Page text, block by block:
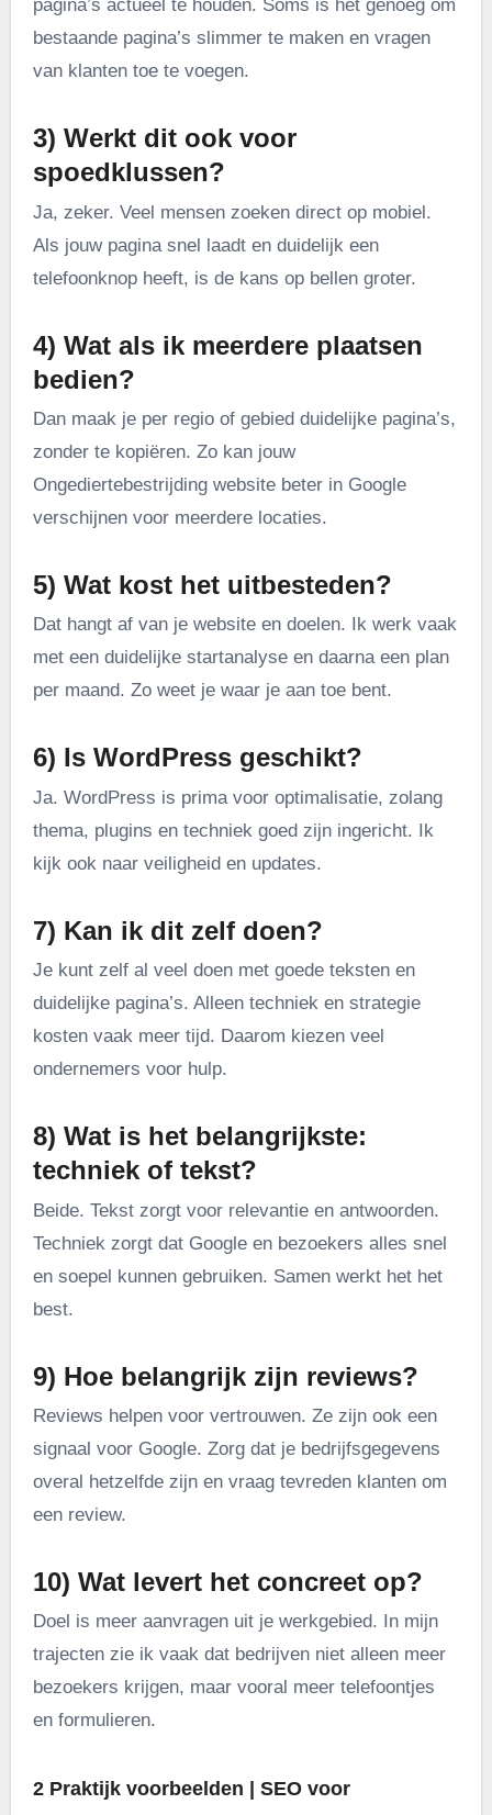
pagina’s actueel te houden. Soms is het genoeg om
bestaande pagina’s slimmer te maken en vragen
van klanten toe te voegen.
3) Werkt dit ook voor
spoedklussen?
Ja, zeker. Veel mensen zoeken direct op mobiel.
Als jouw pagina snel laadt en duidelijk een
telefoonknop heeft, is de kans op bellen groter.
4) Wat als ik meerdere plaatsen
bedien?
Dan maak je per regio of gebied duidelijke pagina’s,
zonder te kopiëren. Zo kan jouw
Ongediertebestrijding website beter in Google
verschijnen voor meerdere locaties.
5) Wat kost het uitbesteden?
Dat hangt af van je website en doelen. Ik werk vaak
met een duidelijke startanalyse en daarna een plan
per maand. Zo weet je waar je aan toe bent.
6) Is WordPress geschikt?
Ja. WordPress is prima voor optimalisatie, zolang
thema, plugins en techniek goed zijn ingericht. Ik
kijk ook naar veiligheid en updates.
7) Kan ik dit zelf doen?
Je kunt zelf al veel doen met goede teksten en
duidelijke pagina’s. Alleen techniek en strategie
kosten vaak meer tijd. Daarom kiezen veel
ondernemers voor hulp.
8) Wat is het belangrijkste:
techniek of tekst?
Beide. Tekst zorgt voor relevantie en antwoorden.
Techniek zorgt dat Google en bezoekers alles snel
en soepel kunnen gebruiken. Samen werkt het het
best.
9) Hoe belangrijk zijn reviews?
Reviews helpen voor vertrouwen. Ze zijn ook een
signaal voor Google. Zorg dat je bedrijfsgegevens
overal hetzelfde zijn en vraag tevreden klanten om
een review.
10) Wat levert het concreet op?
Doel is meer aanvragen uit je werkgebied. In mijn
trajecten zie ik vaak dat bedrijven niet alleen meer
bezoekers krijgen, maar vooral meer telefoontjes
en formulieren.
2 Praktijk voorbeelden | SEO voor